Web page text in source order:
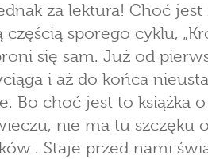
za lektura! Choć jest
częścią sporego cyklu,
się sam. Już od
i aż do końca
Bo choć jest to książka o
nie ma tu szczęku
. Staje przed nami